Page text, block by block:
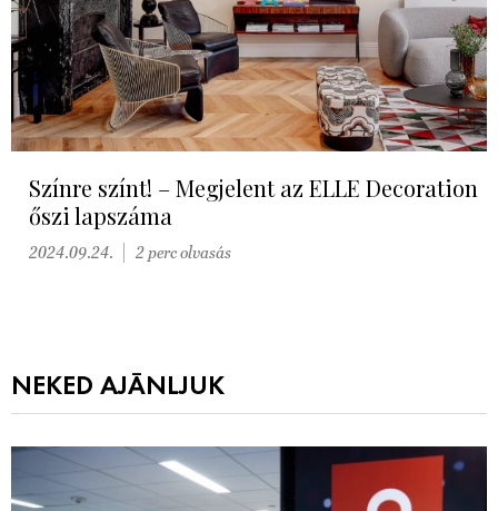
Színre színt! – Megjelent az ELLE Decoration
őszi lapszáma
2024.09.24. 2 perc olvasás
NEKED AJÁNLJUK